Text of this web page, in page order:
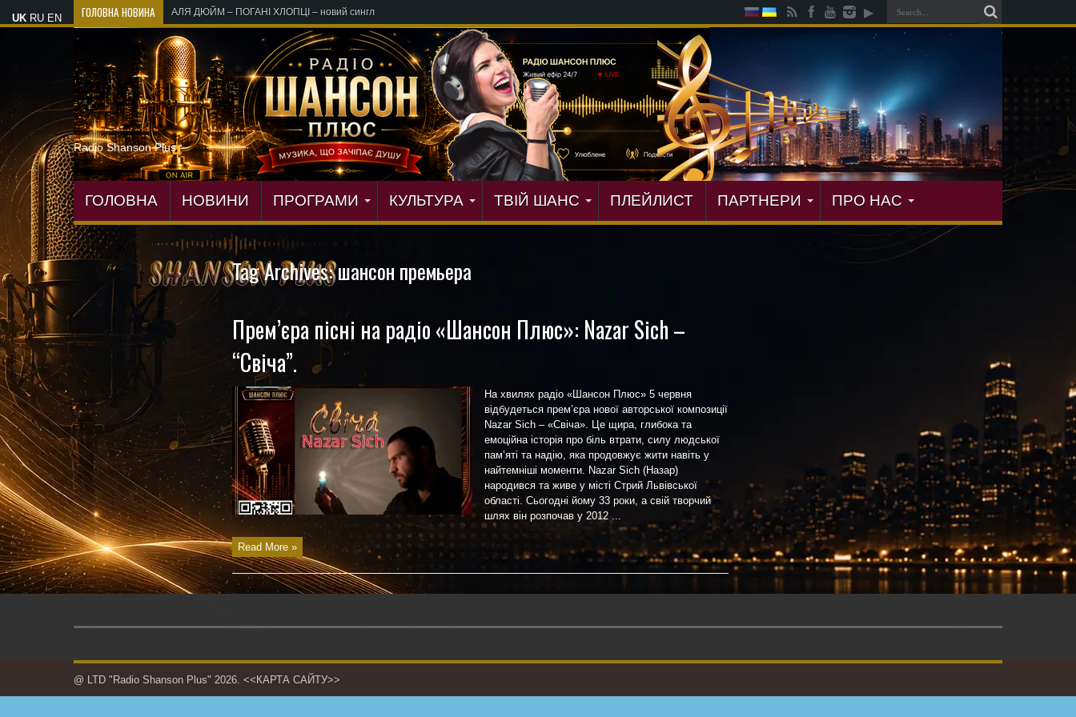
ГОЛОВНА НОВИНА АЛЯ ДЮЙМ – ПОГАНІ ХЛОПЦІ – новий сингл
Radio Shanson Plus
ГОЛОВНА НОВИНИ ПРОГРАМИ КУЛЬТУРА ТВІЙ ШАНС ПЛЕЙЛИСТ ПАРТНЕРИ ПРО НАС
Tag Archives:шансон премьера
Прем’єра пісні на радіо «Шансон Плюс»: Nazar Sich –
“Свіча”.
На хвилях радіо «Шансон Плюс» 5 червня
відбудеться прем’єра нової авторської композиції
Nazar Sich – «Свіча». Це щира, глибока та
емоційна історія про біль втрати, силу людської
пам’яті та надію, яка продовжує жити навіть у
найтемніші моменти. Nazar Sich (Назар)
народився та живе у місті Стрий Львівської
області. Сьогодні йому 33 роки, а свій творчий
шлях він розпочав у 2012 ...
Read More »
@ LTD "Radio Shanson Plus" 2026. <<КАРТА САЙТУ>>
UK RU EN